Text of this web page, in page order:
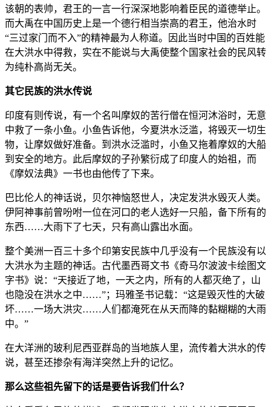
该朝的表帅，君王的一言一行深深地影响着臣民的道德举止。
而大禹在中国历史上是一个德行相当崇高的君王，他治水时
“三过家门而不入”的精神最为人称道。因此当时中国的百姓能
在大洪水中得救，实在不能说与大禹使整个国家社会的民风转
为纯朴高尚无关。
其它民族的洪水传说
印度有则传说，有一个名叫摩奴的苦行僧在恒河沐浴时，无意
中救了一条小鱼。小鱼告诉他，今夏洪水泛滥，将毁灭一切生
物，让摩奴做好准备。到洪水泛滥时，小鱼又拖着摩奴的大船
到安全的地方。此后摩奴的子孙繁衍成了印度人的始祖，而
《摩奴法典》一书也由他传了下来。
巴比伦人的神话说，贝尔神恼怒世人，决定发洪水毁灭人类。
伊阿神事前曾吩咐一位在河口的老人选好一只船，备下所有的
东西……大雨下了七天，只有高山露出水面。
整个美洲一百三十多个印第安民族中几乎没有一个民族没有以
大洪水为主题的神话。古代墨西哥文书《奇马尔波波卡绘图文
字书》说：“天接近了地，一天之内，所有的人都灭绝了，山
也隐没在洪水之中……”；玛雅圣书记载：“这是毁灭性的大破
坏……一场大洪灾……人们都淹死在从天而降的黏糊糊的大雨
中。”
在大洋洲的玻利尼西亚群岛的当地族人里，流传着大洪水的传
说，甚至还掺杂有海洋突然上升的记忆。
那么这些祖先留下的话是要告诉我们什么？